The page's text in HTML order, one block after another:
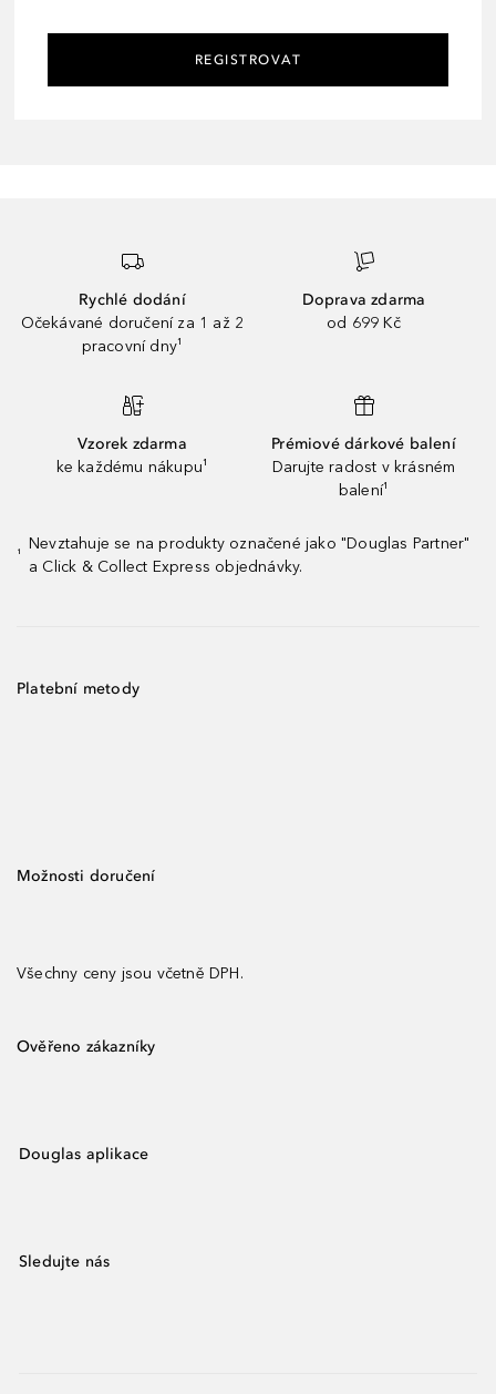
REGISTROVAT
Rychlé dodání
Očekávané doručení za 1 až 2
pracovní dny¹
Doprava zdarma
od 699 Kč
Vzorek zdarma
ke každému nákupu¹
Prémiové dárkové balení
Darujte radost v krásném
balení¹
¹
Nevztahuje se na produkty označené jako "Douglas Partner"
a Click & Collect Express objednávky.
Platební metody
Možnosti doručení
Všechny ceny jsou včetně DPH.
Ověřeno zákazníky
Douglas aplikace
Sledujte nás